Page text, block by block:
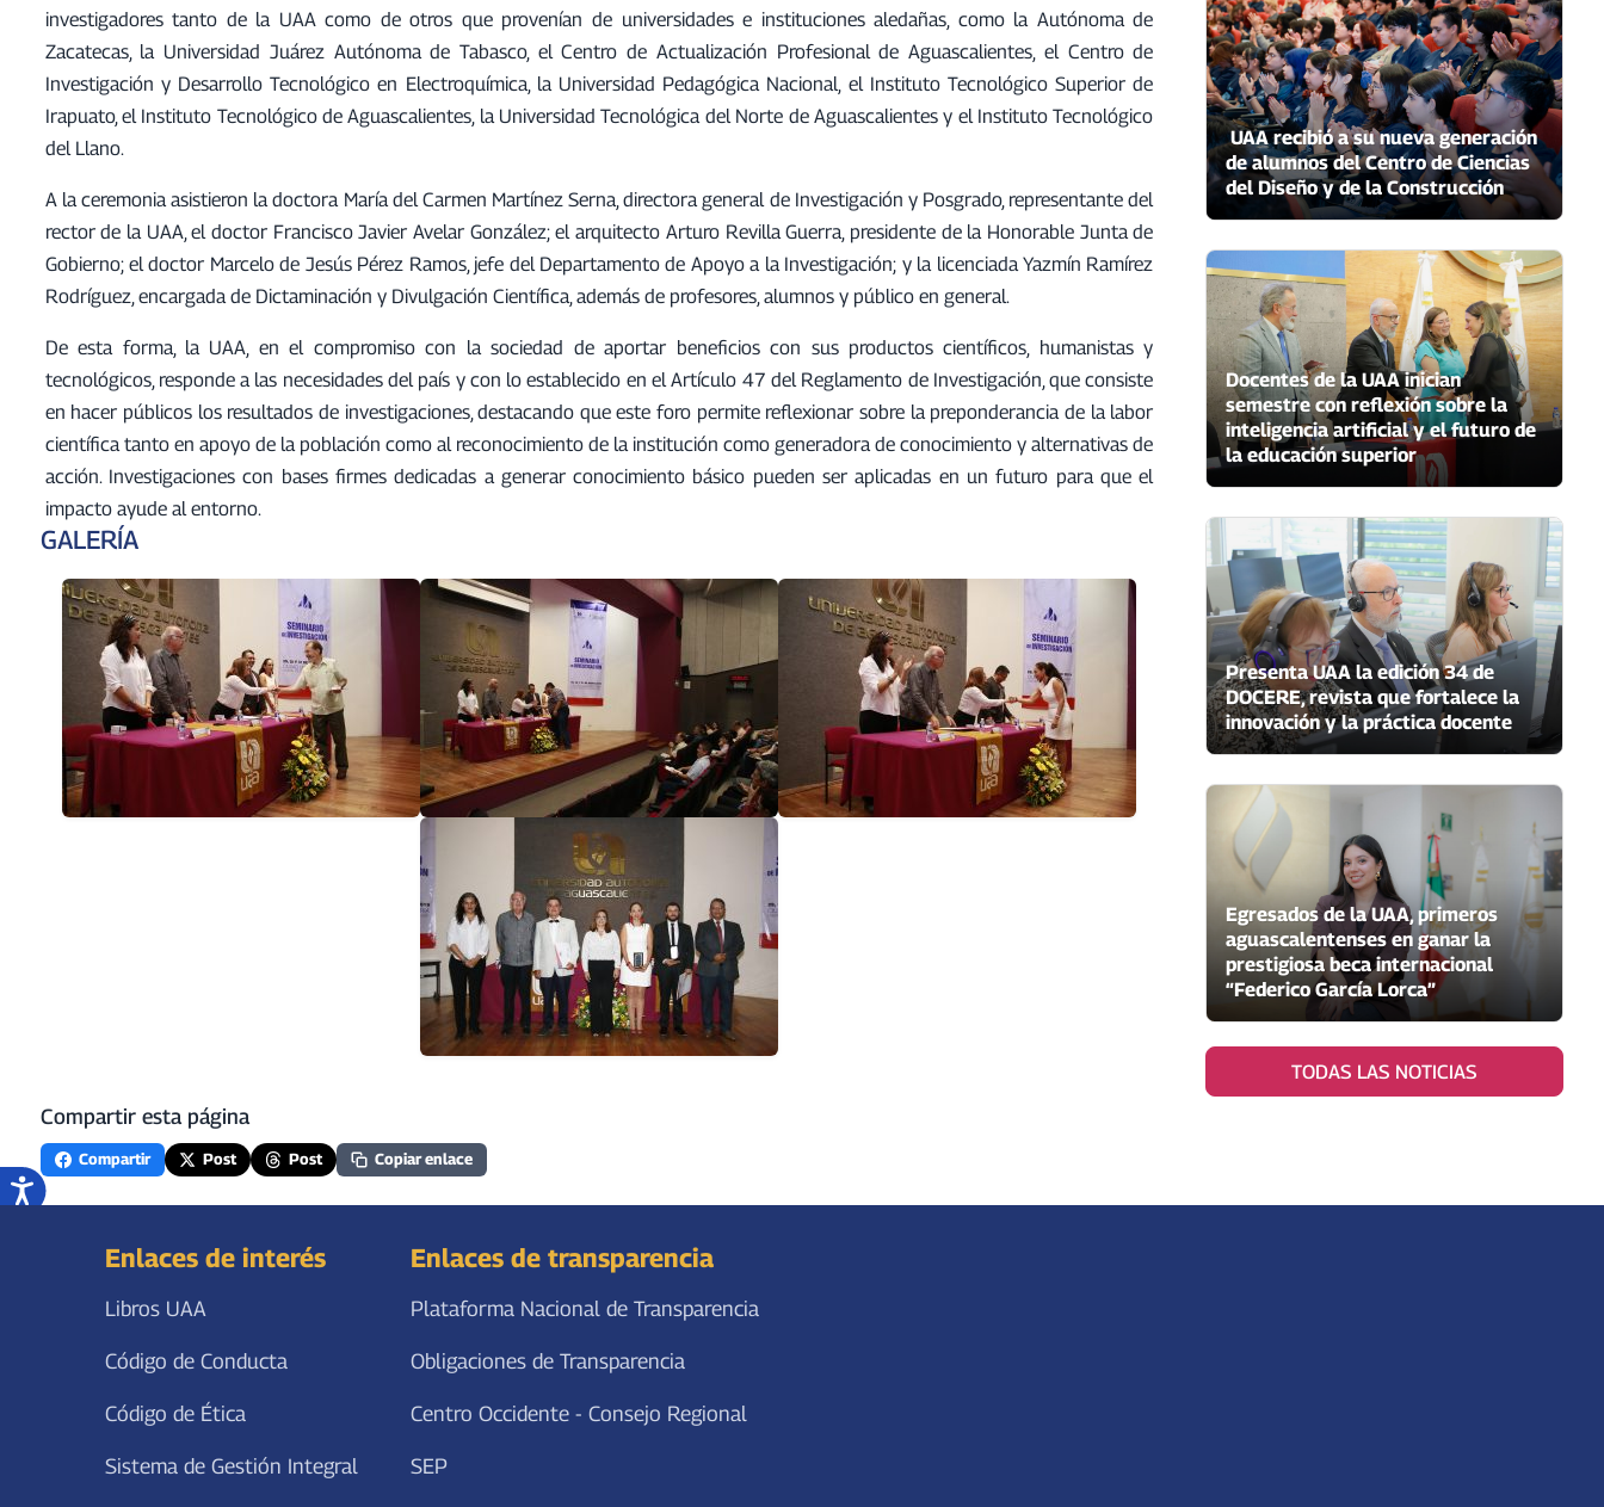
investigadores tanto de la UAA como de otros que provenían de universidades e instituciones aledañas, como la Autónoma de
Zacatecas, la Universidad Juárez Autónoma de Tabasco, el Centro de Actualización Profesional de Aguascalientes, el Centro de
Investigación y Desarrollo Tecnológico en Electroquímica, la Universidad Pedagógica Nacional, el Instituto Tecnológico Superior de
Irapuato, el Instituto Tecnológico de Aguascalientes, la Universidad Tecnológica del Norte de Aguascalientes y el Instituto Tecnológico
del Llano.
A la ceremonia asistieron la doctora María del Carmen Martínez Serna, directora general de Investigación y Posgrado, representante del
rector de la UAA, el doctor Francisco Javier Avelar González; el arquitecto Arturo Revilla Guerra, presidente de la Honorable Junta de
Gobierno; el doctor Marcelo de Jesús Pérez Ramos, jefe del Departamento de Apoyo a la Investigación; y la licenciada Yazmín Ramírez
Rodríguez, encargada de Dictaminación y Divulgación Científica, además de profesores, alumnos y público en general.
De esta forma, la UAA, en el compromiso con la sociedad de aportar beneficios con sus productos científicos, humanistas y
tecnológicos, responde a las necesidades del país y con lo establecido en el Artículo 47 del Reglamento de Investigación, que consiste
en hacer públicos los resultados de investigaciones, destacando que este foro permite reflexionar sobre la preponderancia de la labor
científica tanto en apoyo de la población como al reconocimiento de la institución como generadora de conocimiento y alternativas de
acción. Investigaciones con bases firmes dedicadas a generar conocimiento básico pueden ser aplicadas en un futuro para que el
impacto ayude al entorno.
GALERÍA
Compartir esta página
Compartir Post Post Copiar enlace
UAA recibió a su nueva generación
de alumnos del Centro de Ciencias
del Diseño y de la Construcción
Docentes de la UAA inician
semestre con reflexión sobre la
inteligencia artificial y el futuro de
la educación superior
Presenta UAA la edición 34 de
DOCERE, revista que fortalece la
innovación y la práctica docente
Egresados de la UAA, primeros
aguascalentenses en ganar la
prestigiosa beca internacional
“Federico García Lorca”
TODAS LAS NOTICIAS
Enlaces de interés
Libros UAA
Código de Conducta
Código de Ética
Sistema de Gestión Integral
Enlaces de transparencia
Plataforma Nacional de Transparencia
Obligaciones de Transparencia
Centro Occidente - Consejo Regional
SEP